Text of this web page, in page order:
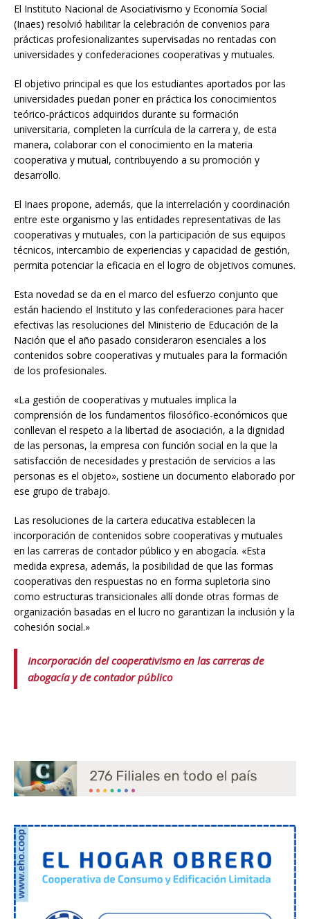
El Instituto Nacional de Asociativismo y Economía Social
(Inaes) resolvió habilitar la celebración de convenios para
prácticas profesionalizantes supervisadas no rentadas con
universidades y confederaciones cooperativas y mutuales.
El objetivo principal es que los estudiantes aportados por las
universidades puedan poner en práctica los conocimientos
teórico-prácticos adquiridos durante su formación
universitaria, completen la currícula de la carrera y, de esta
manera, colaborar con el conocimiento en la materia
cooperativa y mutual, contribuyendo a su promoción y
desarrollo.
El Inaes propone, además, que la interrelación y coordinación
entre este organismo y las entidades representativas de las
cooperativas y mutuales, con la participación de sus equipos
técnicos, intercambio de experiencias y capacidad de gestión,
permita potenciar la eficacia en el logro de objetivos comunes.
Esta novedad se da en el marco del esfuerzo conjunto que
están haciendo el Instituto y las confederaciones para hacer
efectivas las resoluciones del Ministerio de Educación de la
Nación que el año pasado consideraron esenciales a los
contenidos sobre cooperativas y mutuales para la formación
de los profesionales.
«La gestión de cooperativas y mutuales implica la
comprensión de los fundamentos filosófico-económicos que
conllevan el respeto a la libertad de asociación, a la dignidad
de las personas, la empresa con función social en la que la
satisfacción de necesidades y prestación de servicios a las
personas es el objeto», sostiene un documento elaborado por
ese grupo de trabajo.
Las resoluciones de la cartera educativa establecen la
incorporación de contenidos sobre cooperativas y mutuales
en las carreras de contador público y en abogacía. «Esta
medida expresa, además, la posibilidad de que las formas
cooperativas den respuestas no en forma supletoria sino
como estructuras transicionales allí donde otras formas de
organización basadas en el lucro no garantizan la inclusión y la
cohesión social.»
Incorporación del cooperativismo en las carreras de
abogacía y de contador público